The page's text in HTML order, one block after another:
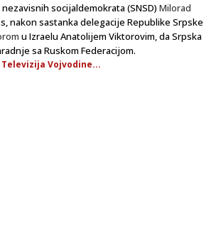
socijaldemokrata (SNSD) Milorad
nakon sastanka delegacije Republike Srpske
u Izraelu Anatolijem Viktorovim, da Srpska
sa Ruskom Federacijom.
Vojvodine...